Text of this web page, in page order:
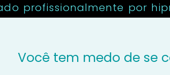
profissionalmente por
Você tem medo de se